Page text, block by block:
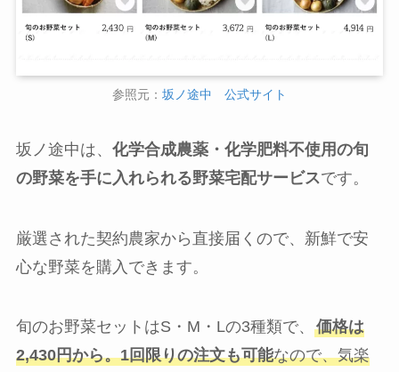
参照元： 坂ノ途中 公式サイト
坂ノ途中は、 化学合成農薬・化学肥料不使用の旬
の野菜を手に入れられる野菜宅配サービスです。
厳選された契約農家から直接届くので、新鮮で安
心な野菜を購入できます。
旬のお野菜セットはS・M・Lの3種類で、 価格は
2,430円から。1回限りの注文も可能なので、気楽